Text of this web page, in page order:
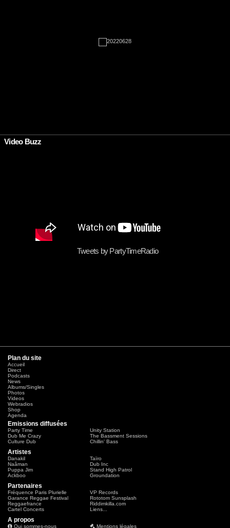
•
Video Buzz
Tweets by PartyTimeRadio
Plan du site
Accueil
Direct
Podcasts
News
Albums/Singles
Photos
Videos
Webradios
Shop
Agenda
Emissions diffusées
Party Time
Unity Station
Dub Me Crazy
The Bassment Sessions
Culture Dub
Chillin' Bass
Artistes
Danakil
Taïro
Naâman
Dub Inc
Puppa Jim
Stand High Patrol
Ackboo
Groundation
Partenaires
Fréquence Paris Plurielle
VP Records
Garance Reggae Festival
Rototom Sunsplash
Reggaefrance
Riddimkilla.com
Cartel Concerts
Liens...
A propos
Qui sommes-nous Mentions légales